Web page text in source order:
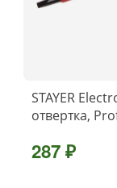
STAYER
отвертка,
287 ₽